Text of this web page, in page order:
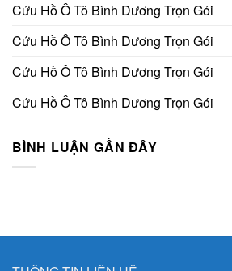
Cứu Hồ Ô Tô Bình Dương Trọn Gói
Cứu Hồ Ô Tô Bình Dương Trọn Gói
Cứu Hồ Ô Tô Bình Dương Trọn Gói
Cứu Hồ Ô Tô Bình Dương Trọn Gói
BÌNH LUẬN GẦN ĐÂY